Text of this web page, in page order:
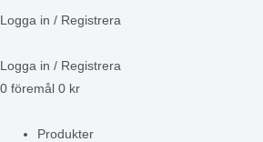
Logga in / Registrera
Logga in / Registrera
0 föremål 0 kr
Produkter